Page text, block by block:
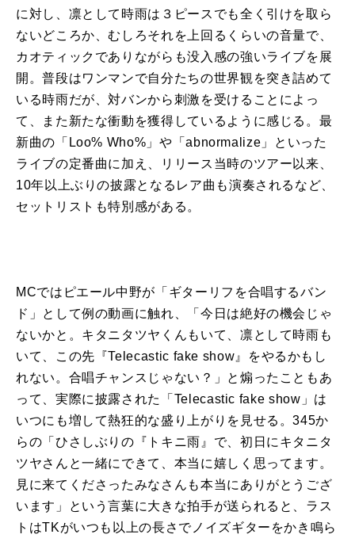
に対し、 凛として 時雨は３ピースでも全く引けを取ら
ないどころか、むしろそれを上回るくらいの音量で、
カオティックでありながらも没入感の強いライブを展
開。普段はワンマンで自分たちの世界観を突き詰めて
いる時雨だが、対バンから刺激を受けることによっ
て、また新たな衝動を獲得しているように感じる。最
新曲の「 Loo% Who% 」や「abnormalize 」といった
ライブの定番曲に加え、リリース当時のツアー以来、
10年以上ぶりの披露となるレア曲も演奏されるなど、
セットリストも特別感がある。
MCではピエール中野が「ギターリフを合唱するバン
ド」
として例の動画に触れ、「今日は絶好の機会じゃ
ないかと。 キタニタツヤ くんもいて、 凛として時雨 も
いて、この先『Telecastic fake show 』をやるかもし
れない。合唱チャンスじゃない？」と煽ったこともあ
って、実際に披露された「 Telecastic fake show 」は
いつにも増して熱狂的な盛り上がりを見せる。345か
らの「ひさしぶりの『 トキニ雨 』で、初日に キタニタ
ツヤさんと一緒にできて、本当に嬉しく思ってます。
見に来てくださったみなさんも本当にありがとうござ
います」という言葉に大きな拍手が送られると、ラス
トはTKがいつも以上の長さでノイズギターをかき鳴ら